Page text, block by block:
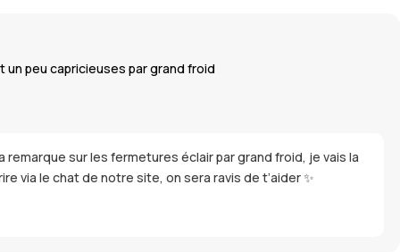
peu capricieuses par grand froid
sur les fermetures éclair par grand froid, je vais la
via le chat de notre site, on sera ravis de t’aider ✨